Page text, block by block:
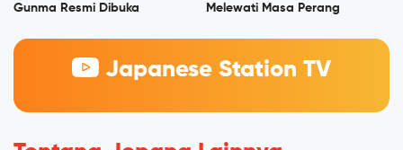
Gunma Resmi Dibuka
Melewati Masa Perang
Japanese Station TV